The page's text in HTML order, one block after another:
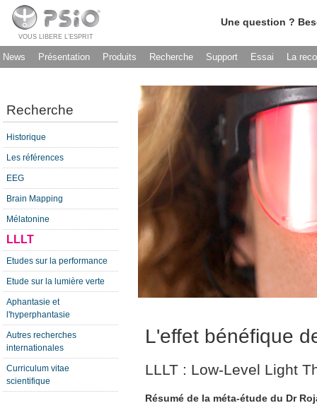
VOUS LIBERE L’ESPRIT
Une question ?
News Présentation Produits Recherche Support Essai La
Recherche
Historique
Les références
EEG
Brain Mapping
Mélatonine
LLLT
Etudes sur la performance
Etude sur la lumière verte
Aphantasie et
l'hyperphantasie
Autres recherches
internationales
Curriculum vitae
scientifique
L'effet bénéfique
LLLT : Low-Level Light
Résumé de la méta-étude du Dr